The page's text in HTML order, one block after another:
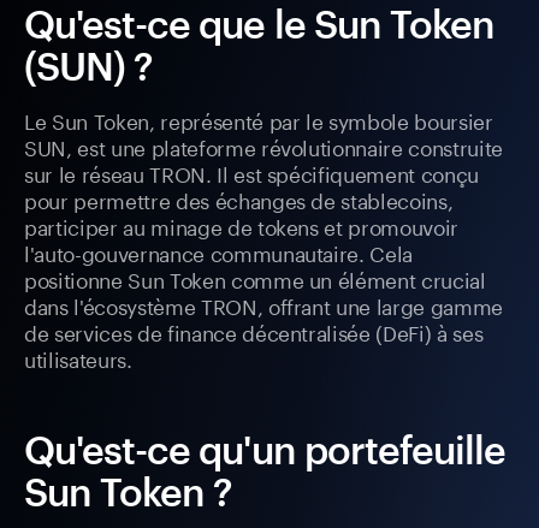
Qu'est-ce que le Sun Token
(SUN) ?
Le Sun Token, représenté par le symbole boursier
SUN, est une plateforme révolutionnaire construite
sur le réseau TRON. Il est spécifiquement conçu
pour permettre des échanges de stablecoins,
participer au minage de tokens et promouvoir
l'auto-gouvernance communautaire. Cela
positionne Sun Token comme un élément crucial
dans l'écosystème TRON, offrant une large gamme
de services de finance décentralisée (DeFi) à ses
utilisateurs.
Qu'est-ce qu'un portefeuille
Sun Token ?